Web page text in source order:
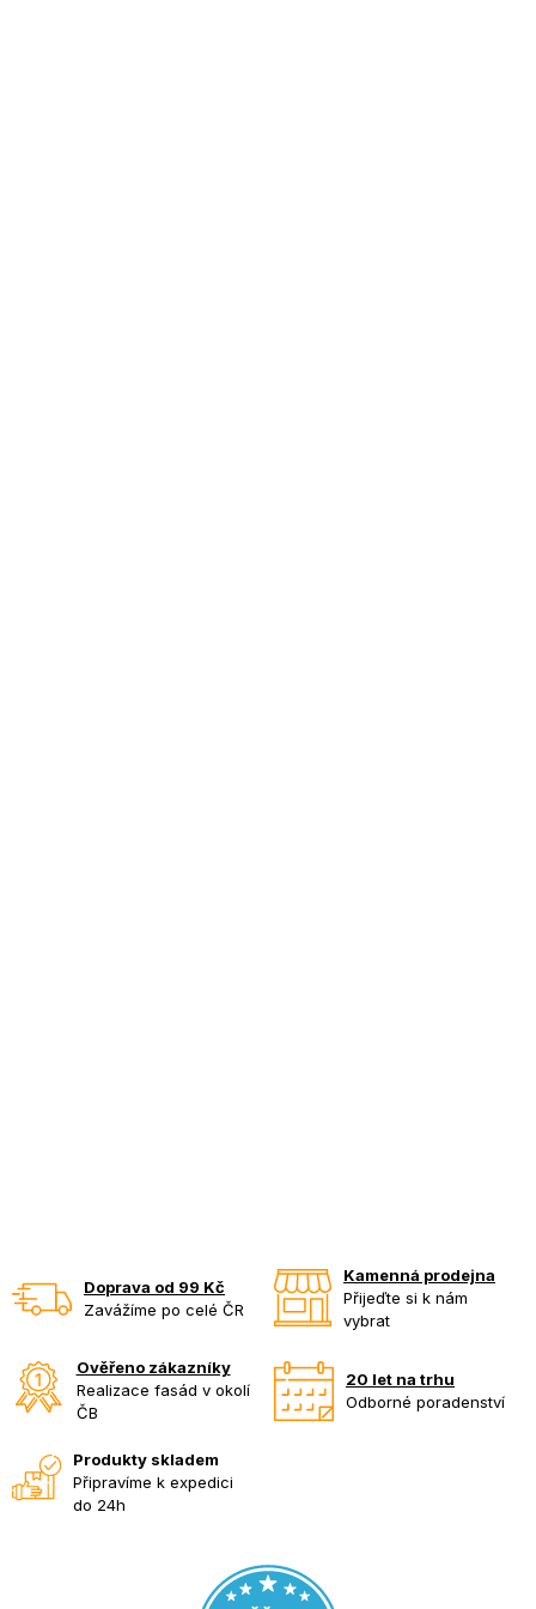
Doprava od 99 Kč
Zavážíme po celé ČR
Kamenná prodejna
Přijeďte si k nám
vybrat
Ověřeno zákazníky
Realizace fasád v okolí
ČB
20 let na trhu
Odborné poradenství
Produkty skladem
Připravíme k expedici
do 24h